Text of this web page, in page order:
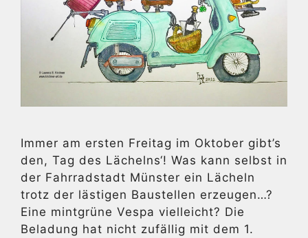
Immer am ersten Freitag im Oktober gibt’s
den, Tag des Lächelns‘! Was kann selbst in
der Fahrradstadt Münster ein Lächeln
trotz der lästigen Baustellen erzeugen…?
Eine mintgrüne Vespa vielleicht? Die
Beladung hat nicht zufällig mit dem 1.